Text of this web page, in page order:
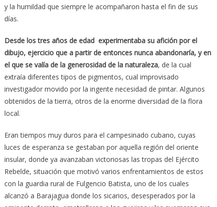
y la humildad que siempre le acompañaron hasta el fin de sus
días.
Desde los tres años de edad experimentaba su afición por el
dibujo, ejercicio que a partir de entonces nunca abandonaría, y en
el que se valía de la generosidad de la naturaleza, de la cual
extraía diferentes tipos de pigmentos, cual improvisado
investigador movido por la ingente necesidad de pintar. Algunos
obtenidos de la tierra, otros de la enorme diversidad de la flora
local.
Eran tiempos muy duros para el campesinado cubano, cuyas
luces de esperanza se gestaban por aquella región del oriente
insular, donde ya avanzaban victoriosas las tropas del Ejército
Rebelde, situación que motivó varios enfrentamientos de estos
con la guardia rural de Fulgencio Batista, uno de los cuales
alcanzó a Barajagua donde los sicarios, desesperados por la